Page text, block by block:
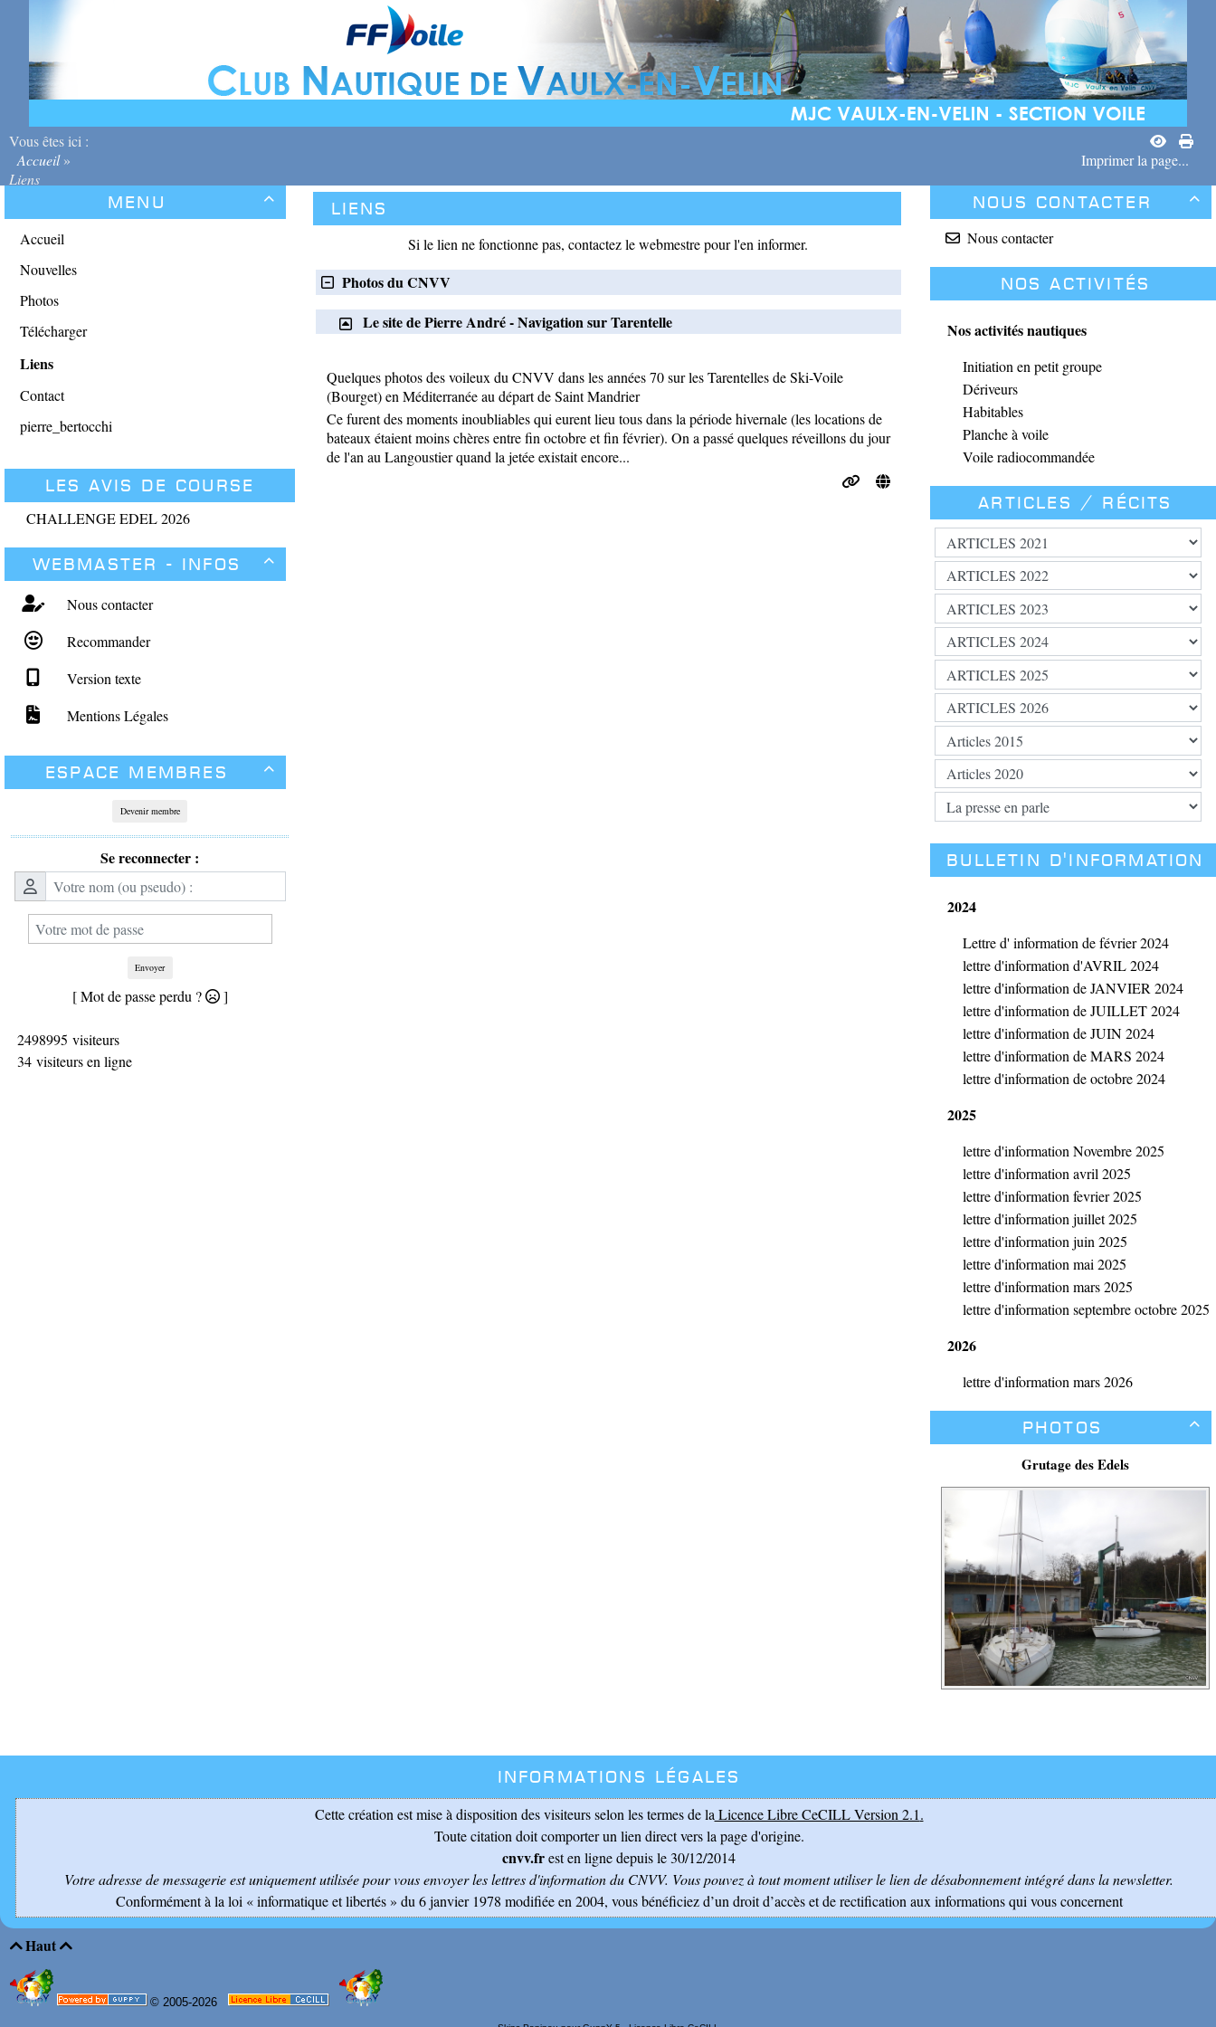
Vous êtes ici :
Accueil»
Liens
Imprimer la page...

Menu
Accueil
Nouvelles
Photos
Télécharger
Liens
Contact
pierre_bertocchi
Les avis de course
CHALLENGE EDEL 2026

Webmaster - Infos
Nous contacter
Recommander
Version texte
Mentions Légales

Espace membres
Devenir membre
Se reconnecter :
Envoyer
[ Mot de passe perdu ? ]
2498995 visiteurs
34 visiteurs en ligne
Liens
Si le lien ne fonctionne pas, contactez le webmestre pour l'en informer.
Photos du CNVV
Le site de Pierre André - Navigation sur Tarentelle
Quelques photos des voileux du CNVV dans les années 70 sur les Tarentelles de Ski-Voile
(Bourget) en Méditerranée au départ de Saint Mandrier
Ce furent des moments inoubliables qui eurent lieu tous dans la période hivernale (les locations de
bateaux étaient moins chères entre fin octobre et fin février). On a passé quelques réveillons du jour
de l'an au Langoustier quand la jetée existait encore...

Nous contacter
Nous contacter
Nos activités
Nos activités nautiques
Initiation en petit groupe
Dériveurs
Habitables
Planche à voile
Voile radiocommandée
Articles / Récits
BULLETIN D'INFORMATION
2024
Lettre d' information de février 2024
lettre d'information d'AVRIL 2024
lettre d'information de JANVIER 2024
lettre d'information de JUILLET 2024
lettre d'information de JUIN 2024
lettre d'information de MARS 2024
lettre d'information de octobre 2024
2025
lettre d'information Novembre 2025
lettre d'information avril 2025
lettre d'information fevrier 2025
lettre d'information juillet 2025
lettre d'information juin 2025
lettre d'information mai 2025
lettre d'information mars 2025
lettre d'information septembre octobre 2025
2026
lettre d'information mars 2026

Photos
Grutage des Edels
Informations légales
Cette création est mise à disposition des visiteurs selon les termes de la Licence Libre CeCILL Version 2.1.
Toute citation doit comporter un lien direct vers la page d'origine.
cnvv.frest en ligne depuis le 30/12/2014
Votre adresse de messagerie est uniquement utilisée pour vous envoyer les lettres d'information du CNVV. Vous pouvez à tout moment utiliser le lien de désabonnement intégré dans la newsletter.
Conformément à la loi « informatique et libertés » du 6 janvier 1978 modifiée en 2004, vous bénéficiez d’un droit d’accès et de rectification aux informations qui vous concernent
Haut 
© 2005-2026